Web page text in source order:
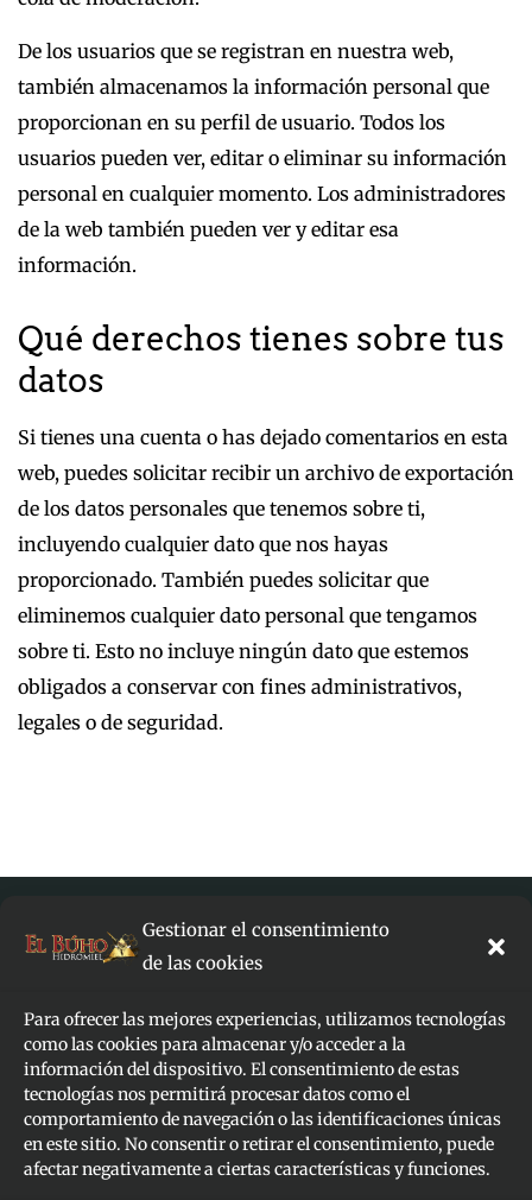
Gestionar el consentimiento
de las cookies
Para ofrecer las mejores experiencias, utilizamos tecnologías
como las cookies para almacenar y/o acceder a la
información del dispositivo. El consentimiento de estas
tecnologías nos permitirá procesar datos como el
comportamiento de navegación o las identificaciones únicas
en este sitio. No consentir o retirar el consentimiento, puede
afectar negativamente a ciertas características y funciones.
De los usuarios que se registran en nuestra web,
también almacenamos la información personal que
proporcionan en su perfil de usuario. Todos los
usuarios pueden ver, editar o eliminar su información
personal en cualquier momento. Los administradores
de la web también pueden ver y editar esa
información.
Qué derechos tienes sobre tus
datos
Si tienes una cuenta o has dejado comentarios en esta
web, puedes solicitar recibir un archivo de exportación
de los datos personales que tenemos sobre ti,
incluyendo cualquier dato que nos hayas
proporcionado. También puedes solicitar que
eliminemos cualquier dato personal que tengamos
sobre ti. Esto no incluye ningún dato que estemos
obligados a conservar con fines administrativos,
legales o de seguridad.
FAQ
TERMINOS
PRIVACIDAD
AESHI